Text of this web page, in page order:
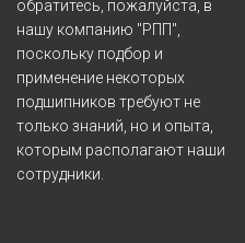
обратитесь, пожалуйста, в
нашу компанию "РПП",
поскольку подбор и
применение некоторых
подшипников требуют не
только знаний, но и опыта,
которым располагают наши
сотрудники.